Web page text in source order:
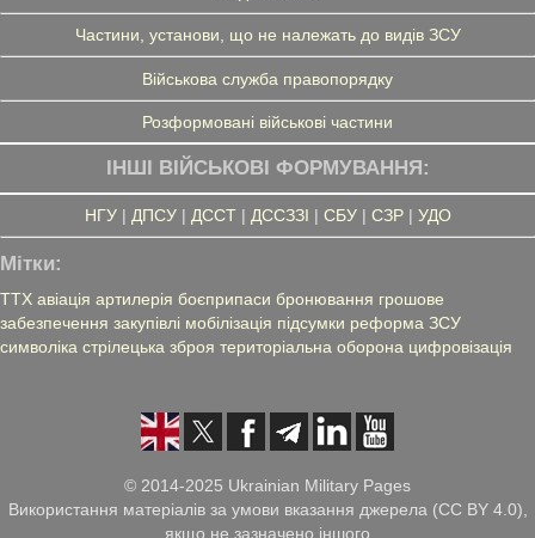
Частини, установи, що не належать до видів ЗСУ
Військова служба правопорядку
Розформовані військові частини
ІНШІ ВІЙСЬКОВІ ФОРМУВАННЯ:
НГУ| ДПСУ| ДССТ| ДССЗЗІ | СБУ| СЗР| УДО
Мітки:
ТТХ авіація артилерія боєприпаси бронювання грошове
забезпечення закупівлі мобілізація підсумки реформа ЗСУ
символіка стрілецька зброя територіальна оборона цифровізація
© 2014-2025 Ukrainian Military Pages
Використання матеріалів за умови вказання джерела (CC BY 4.0),
якщо не зазначено іншого